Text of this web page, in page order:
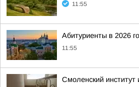
11:55
Абитуриенты в 2026
11:55
Смоленский институт